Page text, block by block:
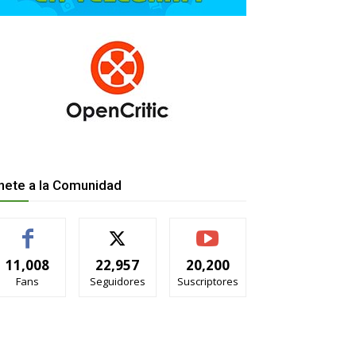
a la Comunidad
11,008
Fans
22,957
Seguidores
20,200
Suscriptores